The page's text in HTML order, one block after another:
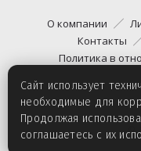
О компании
Контакты
Политика в
©
Сайт использует
необходимые для
Продолжая
соглашаетесь с их